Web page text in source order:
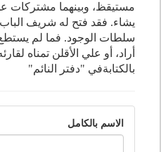
مستيقظ، وبينهما مشتركات
يشاء. فقد فتح له شريف
سلطات الوجود. فما لم
أراد، أو علي الأقلن تمناه
بالكتابةفي "دفتر النائم"
الاسم بالكامل